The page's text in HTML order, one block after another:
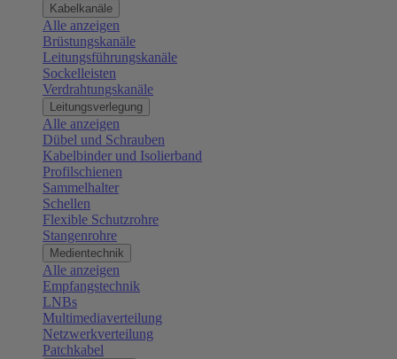
Kabelkanäle
Alle anzeigen
Brüstungskanäle
Leitungsführungskanäle
Sockelleisten
Verdrahtungskanäle
Leitungsverlegung
Alle anzeigen
Dübel und Schrauben
Kabelbinder und Isolierband
Profilschienen
Sammelhalter
Schellen
Flexible Schutzrohre
Stangenrohre
Medientechnik
Alle anzeigen
Empfangstechnik
LNBs
Multimediaverteilung
Netzwerkverteilung
Patchkabel